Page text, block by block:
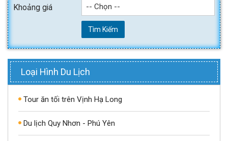
Khoảng giá -- Chọn --
Tìm Kiếm
Loại Hình Du Lịch
Tour ăn tối trên Vịnh Hạ Long
Du lịch Quy Nhơn - Phú Yên